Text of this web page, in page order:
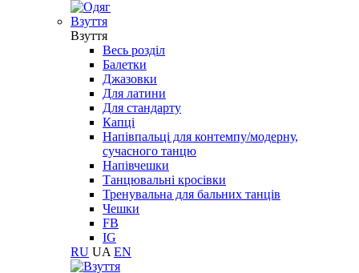
Взуття
Взуття
Весь розділ
Балетки
Джазовки
Для латини
Для стандарту
Капці
Напівпальці для контемпу/модерну,
сучасного танцю
Напівчешки
Танцювальні кросівки
Тренувальна для бальних танців
Чешки
FB
IG
RU UA EN